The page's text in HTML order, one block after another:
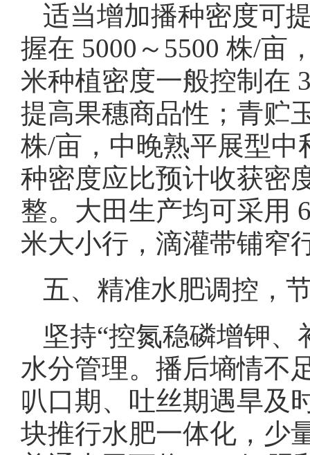
适当增加播种密度可
握在 5000～5500 株/亩
米种植密度一般控制在
提高果穗商品性；青贮
株/亩，中晚熟平展型中
种密度应比预计收获密
整。大田生产均可采用
米大小行，滴灌带铺窄
五、精准水肥调控，
坚持“控氮稳磷增钾
水分管理。播后墒情不
叭口期、吐丝期遇旱及
块推行水肥一体化，少